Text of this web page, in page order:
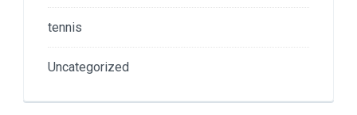
tennis
Uncategorized